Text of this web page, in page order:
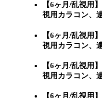
【6ヶ月/乱視用
視用カラコン、
【6ヶ月/乱視用
視用カラコン、
【6ヶ月/乱視用
視用カラコン、
【6ヶ月/乱視用